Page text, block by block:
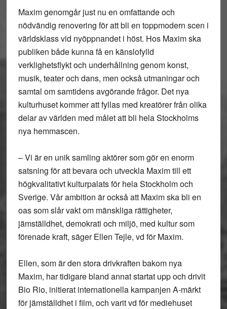
Maxim genomgår just nu en omfattande och
nödvändig renovering för att bli en toppmodern scen i
världsklass vid nyöppnandet i höst. Hos Maxim ska
publiken både kunna få en känslofylld
verklighetsflykt och underhållning genom konst,
musik, teater och dans, men också utmaningar och
samtal om samtidens avgörande frågor. Det nya
kulturhuset kommer att fyllas med kreatörer från olika
delar av världen med målet att bli hela Stockholms
nya hemmascen.
– Vi är en unik samling aktörer som gör en enorm
satsning för att bevara och utveckla Maxim till ett
högkvalitativt kulturpalats för hela Stockholm och
Sverige. Vår ambition är också att Maxim ska bli en
oas som slår vakt om mänskliga rättigheter,
jämställdhet, demokrati och miljö, med kultur som
förenade kraft, säger Ellen Tejle, vd för Maxim.
Ellen, som är den stora drivkraften bakom nya
Maxim, har tidigare bland annat startat upp och drivit
Bio Rio, initierat internationella kampanjen A-märkt
för jämställdhet i film, och varit vd för mediehuset